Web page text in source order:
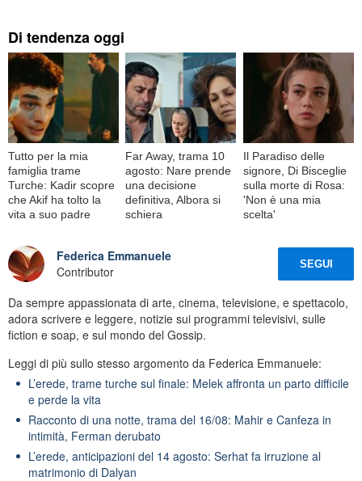
Di tendenza oggi
Tutto per la mia
famiglia trame
Turche: Kadir scopre
che Akif ha tolto la
vita a suo padre
Far Away, trama 10
agosto: Nare prende
una decisione
definitiva, Albora si
schiera
Il Paradiso delle
signore, Di Bisceglie
sulla morte di Rosa:
'Non è una mia
scelta'
Federica Emmanuele
Contributor
SEGUI
Da sempre appassionata di arte, cinema, televisione, e spettacolo,
adora scrivere e leggere, notizie sui programmi televisivi, sulle
fiction e soap, e sul mondo del Gossip.
Leggi di più sullo stesso argomento da Federica Emmanuele:
L’erede, trame turche sul finale: Melek affronta un parto difficile
e perde la vita
Racconto di una notte, trama del 16/08: Mahir e Canfeza in
intimità, Ferman derubato
L’erede, anticipazioni del 14 agosto: Serhat fa irruzione al
matrimonio di Dalyan